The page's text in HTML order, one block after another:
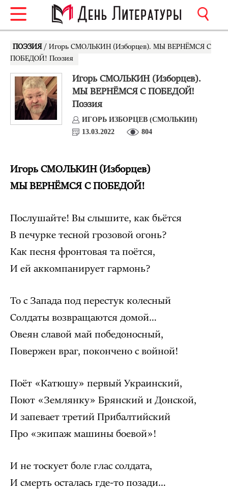
ПОЭЗИЯ / Игорь СМОЛЬКИН (Изборцев). МЫ ВЕРНЁМСЯ С
ПОБЕДОЙ! Поэзия
Игорь СМОЛЬКИН (Изборцев).
МЫ ВЕРНЁМСЯ С ПОБЕДОЙ!
Поэзия
ИГОРЬ ИЗБОРЦЕВ (СМОЛЬКИН)
13.03.2022
804
Игорь СМОЛЬКИН (Изборцев)
МЫ ВЕРНЁМСЯ С ПОБЕДОЙ!
Послушайте! Вы слышите, как бьётся
В печурке тесной грозовой огонь?
Как песня фронтовая та поётся,
И ей аккомпанирует гармонь?
То с Запада под перестук колесный
Солдаты возвращаются домой…
Овеян славой май победоносный,
Повержен враг, покончено с войной!
Поёт «Катюшу» первый Украинский,
Поют «Землянку» Брянский и Донской,
И запевает третий Прибалтийский
Про «экипаж машины боевой»!
И не тоскует боле глас солдата,
И смерть осталась где-то позади…